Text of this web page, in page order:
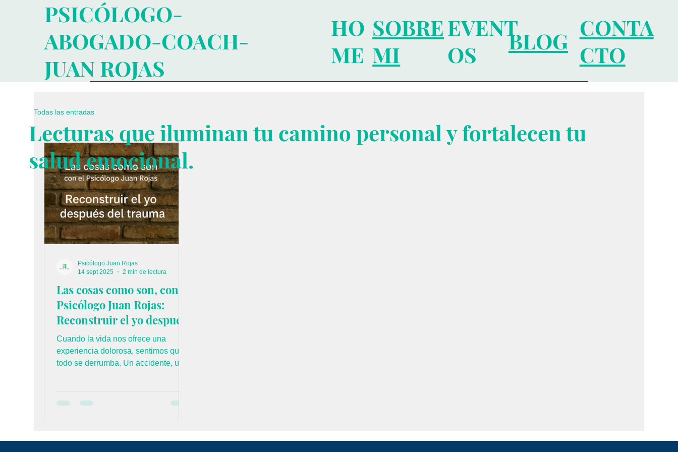
PSICÓLOGO-
ABOGADO-COACH-
JUAN ROJAS
SOBRE
MI
BLOG
HO
ME
EVENT
OS
CONTA
CTO
Todas las entradas
Las cosas como son, con el
Psicólogo Juan Rojas:
Reconstruir el yo después
del trauma
Cuando la vida nos ofrece una
experiencia dolorosa, sentimos que
todo se derrumba. Un accidente, una
pueden dejar la sensación de que ya
Psicólogo Juan Rojas
14 sept 2025
2 min de lectura
Lecturas que iluminan tu camino personal y fortalecen tu
salud emocional.